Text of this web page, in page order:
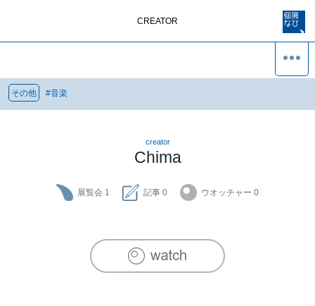
CREATOR
その他 #音楽
creator
Chima
展覧会 1 記事 0 ウオッチャー 0